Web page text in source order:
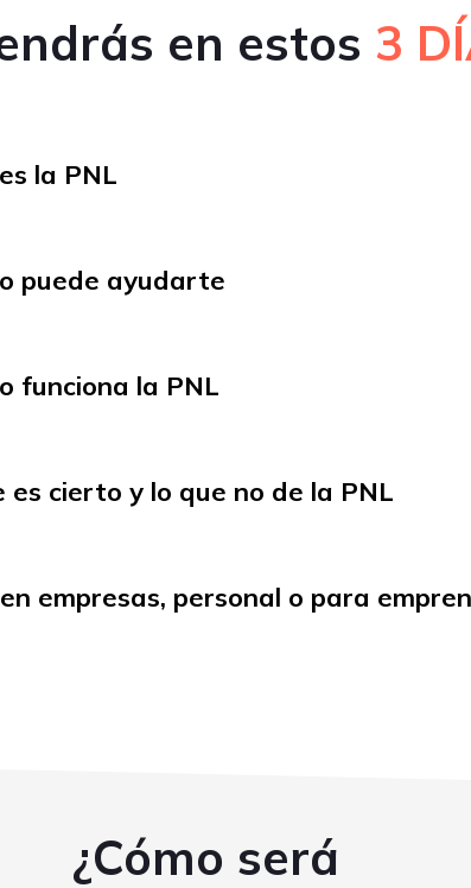
en estos 3
la PNL
puede ayudarte
funciona la PNL
es cierto y lo que no de la PNL
empresas, personal o para
¿Cómo será